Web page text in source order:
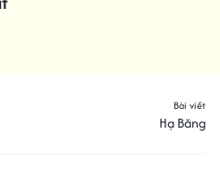
Bài viết
Hạ Băng